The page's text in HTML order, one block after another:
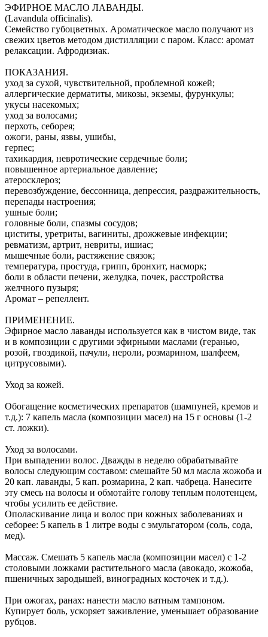
ЭФИРНОЕ МАСЛО ЛАВАНДЫ.
(Lavandula officinalis).
Семейство губоцветных. Ароматическое масло получают из
свежих цветов методом дистилляции с паром. Класс: аромат
релаксации. Афродизиак.
ПОКАЗАНИЯ.
уход за сухой, чувствительной, проблемной кожей;
аллергические дерматиты, микозы, экземы, фурункулы;
укусы насекомых;
уход за волосами;
перхоть, себорея;
ожоги, раны, язвы, ушибы,
герпес;
тахикардия, невротические сердечные боли;
повышенное артериальное давление;
атеросклероз;
перевозбуждение, бессонница, депрессия, раздражительность,
перепады настроения;
ушные боли;
головные боли, спазмы сосудов;
циститы, уретриты, вагиниты, дрожжевые инфекции;
ревматизм, артрит, невриты, ишиас;
мышечные боли, растяжение связок;
температура, простуда, грипп, бронхит, насморк;
боли в области печени, желудка, почек, расстройства
желчного пузыря;
Аромат – репеллент.
ПРИМЕНЕНИЕ.
Эфирное масло лаванды используется как в чистом виде, так
и в композиции с другими эфирными маслами (геранью,
розой, гвоздикой, пачули, нероли, розмарином, шалфеем,
цитрусовыми).
Уход за кожей.
Обогащение косметических препаратов (шампуней, кремов и
т.д.): 7 капель масла (композиции масел) на 15 г основы (1-2
ст. ложки).
Уход за волосами.
При выпадении волос. Дважды в неделю обрабатывайте
волосы следующим составом: смешайте 50 мл масла жожоба и
20 кап. лаванды, 5 кап. розмарина, 2 кап. чабреца. Нанесите
эту смесь на волосы и обмотайте голову теплым полотенцем,
чтобы усилить ее действие.
Ополаскивание лица и волос при кожных заболеваниях и
себорее: 5 капель в 1 литре воды с эмульгатором (соль, сода,
мед).
Массаж. Смешать 5 капель масла (композиции масел) с 1-2
столовыми ложками растительного масла (авокадо, жожоба,
пшеничных зародышей, виноградных косточек и т.д.).
При ожогах, ранах: нанести масло ватным тампоном.
Купирует боль, ускоряет заживление, уменьшает образование
рубцов.